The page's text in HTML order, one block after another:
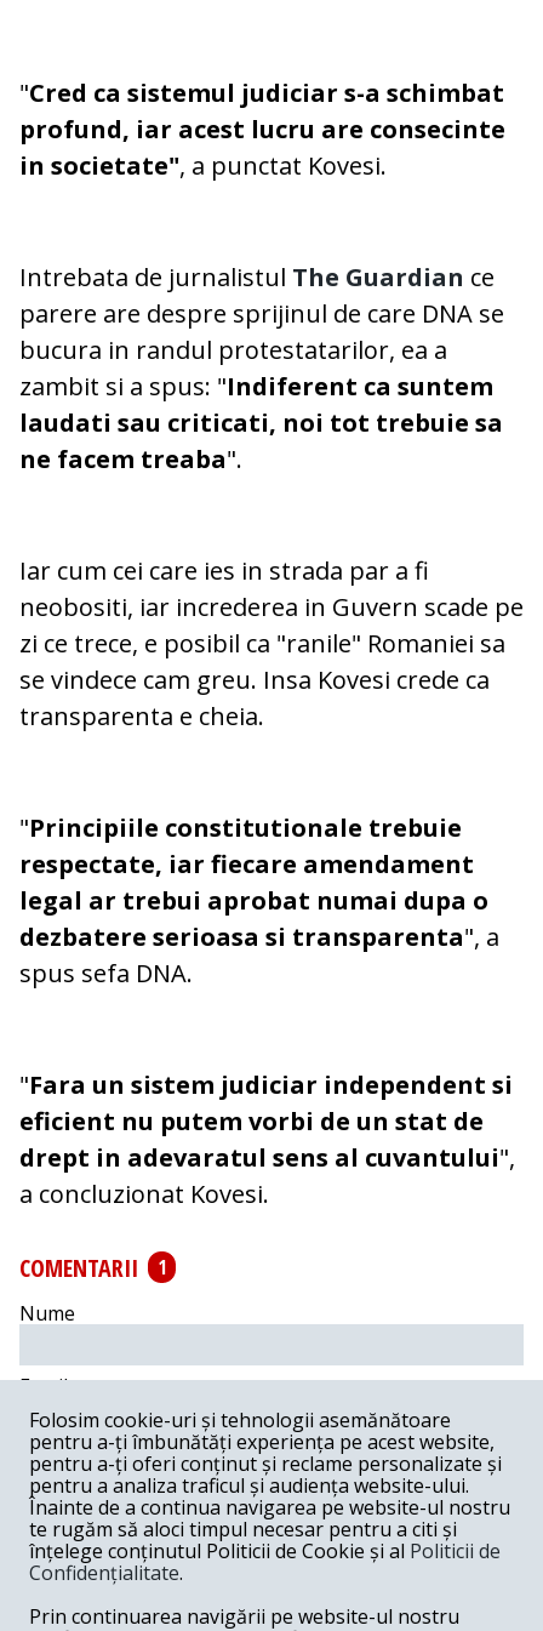
"Cred ca sistemul judiciar s-a schimbat
profund, iar acest lucru are consecinte
in societate", a punctat Kovesi.
Intrebata de jurnalistul The Guardian ce
parere are despre sprijinul de care DNA se
bucura in randul protestatarilor, ea a
zambit si a spus: "Indiferent ca suntem
laudati sau criticati, noi tot trebuie sa
ne facem treaba".
Iar cum cei care ies in strada par a fi
neobositi, iar increderea in Guvern scade pe
zi ce trece, e posibil ca "ranile" Romaniei sa
se vindece cam greu. Insa Kovesi crede ca
transparenta e cheia.
"Principiile constitutionale trebuie
respectate, iar fiecare amendament
legal ar trebui aprobat numai dupa o
dezbatere serioasa si transparenta", a
spus sefa DNA.
"Fara un sistem judiciar independent si
eficient nu putem vorbi de un stat de
drept in adevaratul sens al cuvantului",
a concluzionat Kovesi.
COMENTARII
1
Nume
Email
Comentariu
Postează comentariu
Folosim cookie-uri și tehnologii asemănătoare
pentru a-ți îmbunătăți experiența pe acest website,
pentru a-ți oferi conținut și reclame personalizate și
pentru a analiza traficul și audiența website-ului.
Înainte de a continua navigarea pe website-ul nostru
te rugăm să aloci timpul necesar pentru a citi și
înțelege conținutul Politicii de Cookie și al Politicii de
Confidențialitate.
Prin continuarea navigării pe website-ul nostru